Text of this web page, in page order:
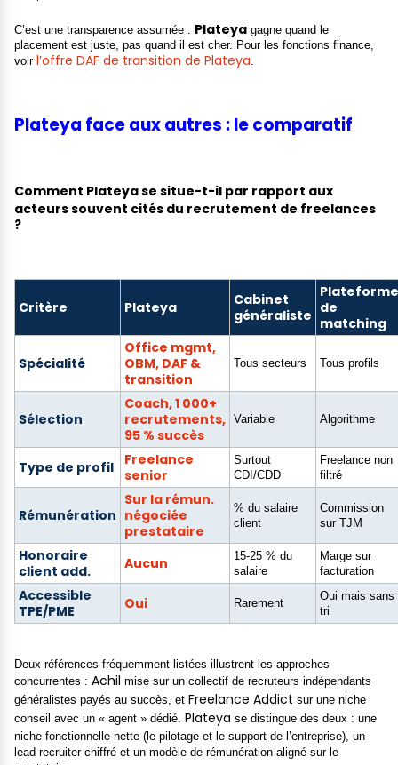
C’est une transparence assumée : Plateya gagne quand le
placement est juste, pas quand il est cher. Pour les fonctions finance,
voir l’offre DAF de transition de Plateya
Plateya face aux autres : le comparatif
Comment Plateyase situe-t-il par rapport aux
acteurs souvent cités du recrutement de freelances
?
Critère Plateya
Cabinet
généraliste
Plateforme
de
matching
Spécialité
Office mgmt,
OBM, DAF &
transition
Tous secteurs Tous profils
Sélection
Coach, 1 000+
recrutements,
95 % succès
Variable Algorithme
Type de profil
Freelance
senior
Surtout
CDI/CDD
Freelance non
filtré
Rémunération
Sur la rémun.
négociée
prestataire
% du salaire
client
Commission
sur TJM
Honoraire
client add.
Aucun
15-25 % du
salaire
Marge sur
facturation
Accessible
TPE/PME
Oui Rarement
Oui mais sans
tri
Deux références fréquemment listées illustrent les approches
concurrentes : Achil mise sur un collectif de recruteurs indépendants
généralistes payés au succès, et Freelance Addict sur une niche
conseil avec un « agent » dédié. Plateya se distingue des deux : une
niche fonctionnelle nette (le pilotage et le support de l’entreprise), un
lead recruiter chiffré et un modèle de rémunération aligné sur le